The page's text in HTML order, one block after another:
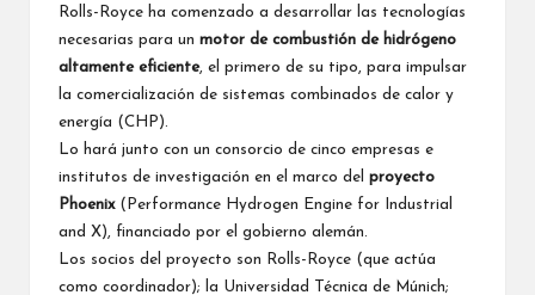
Rolls-Royce ha comenzado a desarrollar las tecnologías
necesarias para un motor de combustión de hidrógeno
altamente eficiente, el primero de su tipo, para impulsar
la comercialización de sistemas combinados de calor y
energía (CHP).
Lo hará junto con un consorcio de cinco empresas e
institutos de investigación en el marco del proyecto
Phoenix(Performance Hydrogen Engine for Industrial
and X), financiado por el gobierno alemán.
Los socios del proyecto son Rolls-Royce (que actúa
como coordinador); la Universidad Técnica de Múnich;